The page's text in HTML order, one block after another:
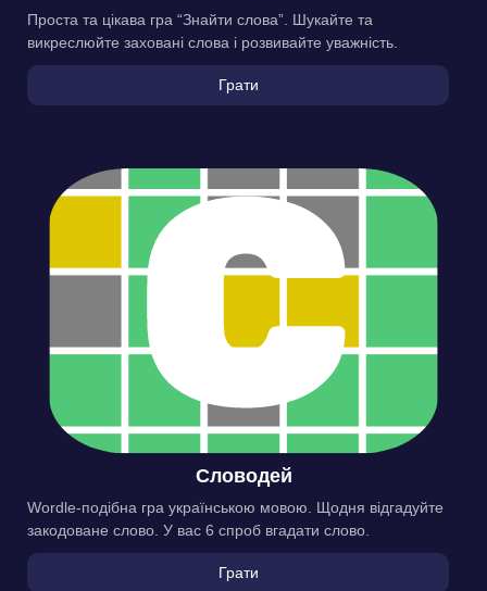
Проста та цікава гра “Знайти слова”. Шукайте та
викреслюйте заховані слова і розвивайте уважність.
Грати
Словодей
Wordle-подібна гра українською мовою. Щодня відгадуйте
закодоване слово. У вас 6 спроб вгадати слово.
Грати